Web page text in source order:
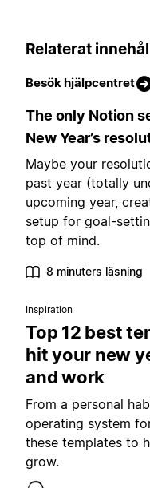
Relaterat
Besök hjälpcentret
The only Notion
New Year’s
Maybe your
past year (totally
upcoming year,
setup for goal-
top of mind.
8 minuters läsning
Inspiration
Top 12 best
hit your new
and work
From a personal
operating system
these templates to
grow.